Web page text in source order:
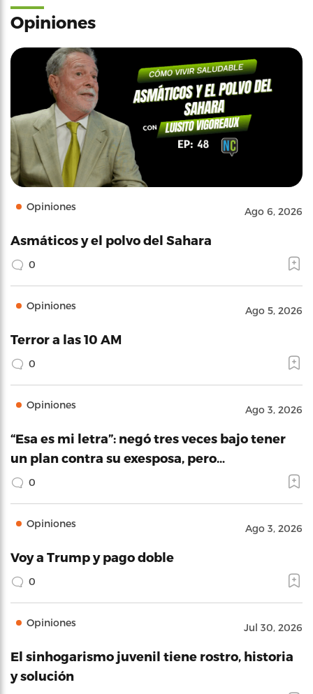
Opiniones
Opiniones Ago 6, 2026
Asmáticos y el polvo del Sahara
0
Opiniones Ago 5, 2026
Terror a las 10 AM
0
Opiniones Ago 3, 2026
“Esa es mi letra”: negó tres veces bajo tener
un plan contra su exesposa, pero…
0
Opiniones Ago 3, 2026
Voy a Trump y pago doble
0
Opiniones Jul 30, 2026
El sinhogarismo juvenil tiene rostro, historia
y solución